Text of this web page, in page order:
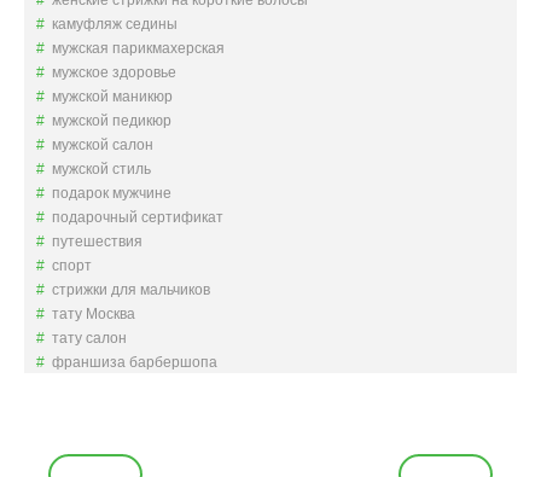
камуфляж седины
мужская парикмахерская
мужское здоровье
мужской маникюр
мужской педикюр
мужской салон
мужской стиль
подарок мужчине
подарочный сертификат
путешествия
спорт
стрижки для мальчиков
тату Москва
тату салон
франшиза барбершопа